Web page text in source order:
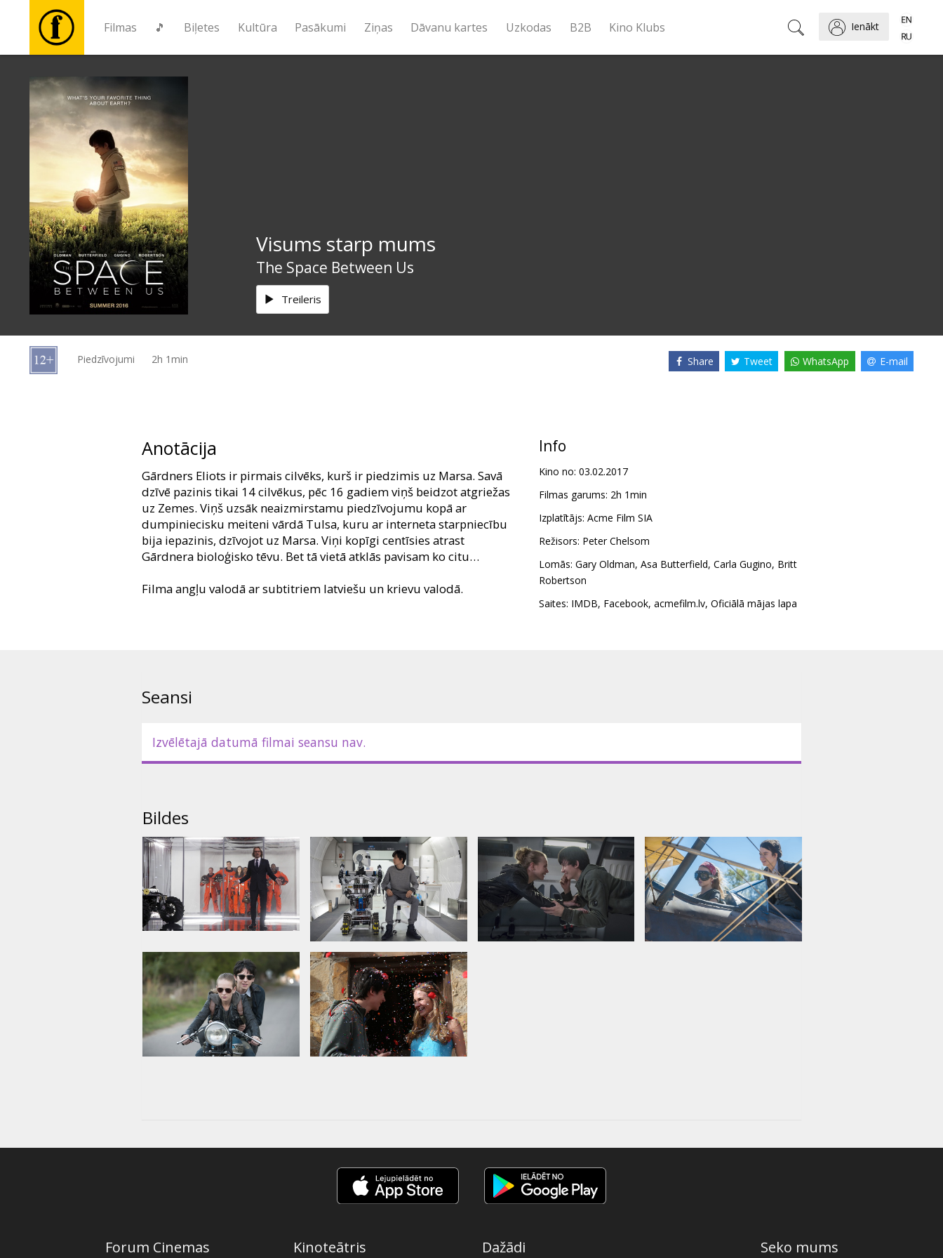
Filmas 🎵 Biļetes Kultūra Pasākumi Ziņas Dāvanu kartes Uzkodas B2B Kino Klubs Ienākt
Filmas
🎵
Biļetes
Kultūra
Pasākumi
Ziņas
kartes
Visums starp mums
The Space Between Us
Treileris
Piedzīvojumi 2h 1min Share Tweet WhatsApp E-mail
Anotācija
Gārdners Eliots ir pirmais cilvēks, kurš ir piedzimis uz Marsa. Savā
dzīvē pazinis tikai 14 cilvēkus, pēc 16 gadiem viņš beidzot atgriežas
uz Zemes. Viņš uzsāk neaizmirstamu piedzīvojumu kopā ar
dumpiniecisku meiteni vārdā Tulsa, kuru ar interneta starpniecību
bija iepazinis, dzīvojot uz Marsa. Viņi kopīgi centīsies atrast
Gārdnera bioloģisko tēvu. Bet tā vietā atklās pavisam ko citu…
Filma angļu valodā ar subtitriem latviešu un krievu valodā.
Info
Kino no: 03.02.2017
Filmas garums: 2h 1min
Izplatītājs: Acme Film SIA
Režisors: Peter Chelsom
Lomās: Gary Oldman, Asa Butterfield, Carla Gugino, Britt
Robertson
Saites: IMDB, Facebook, acmefilm.lv, Oficiālā mājas lapa
Seansi
Izvēlētajā datumā filmai seansu nav.
Bildes
Forum Cinemas Kinoteātris Dažādi Seko mums